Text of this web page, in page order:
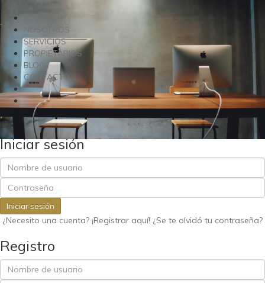
NOSOTROS
SERVICIOS
PROPIETARIOS
BLOG
CONTACTO
Iniciar sesión
Iniciar sesión
¿Necesito una cuenta? ¡Registrar aquí! ¿Se te olvidó tu contraseña?
Registro